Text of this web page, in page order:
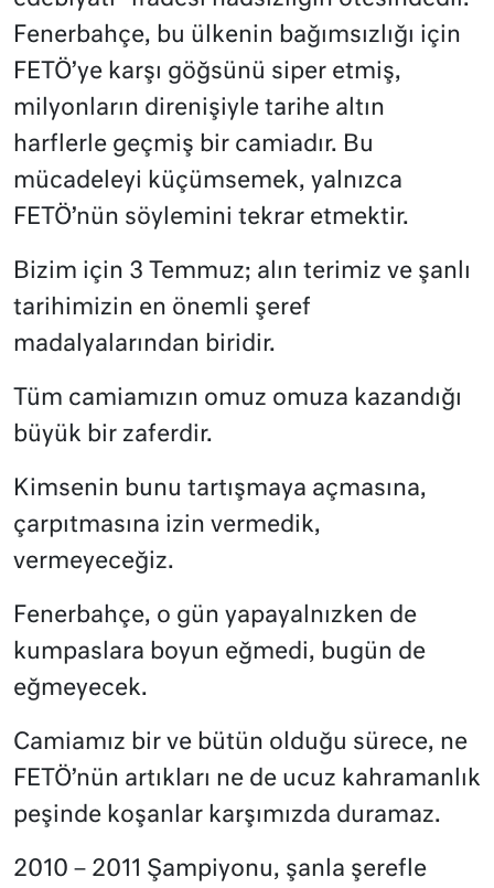
Fenerbahçe, bu ülkenin bağımsızlığı için
FETÖ’ye karşı göğsünü siper etmiş,
milyonların direnişiyle tarihe altın
harflerle geçmiş bir camiadır. Bu
mücadeleyi küçümsemek, yalnızca
FETÖ’nün söylemini tekrar etmektir.
Bizim için 3 Temmuz; alın terimiz ve şanlı
tarihimizin en önemli şeref
madalyalarından biridir.
Tüm camiamızın omuz omuza kazandığı
büyük bir zaferdir.
Kimsenin bunu tartışmaya açmasına,
çarpıtmasına izin vermedik,
vermeyeceğiz.
Fenerbahçe, o gün yapayalnızken de
kumpaslara boyun eğmedi, bugün de
eğmeyecek.
Camiamız bir ve bütün olduğu sürece, ne
FETÖ’nün artıkları ne de ucuz kahramanlık
peşinde koşanlar karşımızda duramaz.
2010 – 2011 Şampiyonu, şanla şerefle